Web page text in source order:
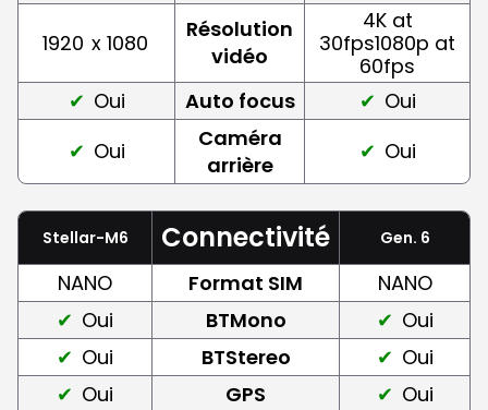
1920 x 1080
Résolution
vidéo
4K at
30fps1080p at
60fps
Oui
Auto focus
Oui
Oui
Caméra
arrière
Oui
Stellar-M6 Connectivité Gen. 6
NANO Format SIM
NANO
Oui
BTMono
Oui
Oui
BTStereo
Oui
Oui
GPS
Oui